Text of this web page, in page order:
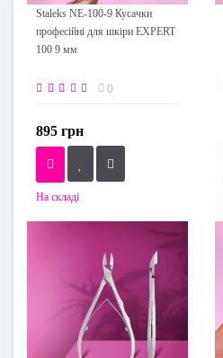
Staleks NE-100-9 Кусачки
професійні для шкіри EXPERT
100 9 мм
0
895 грн
На складі